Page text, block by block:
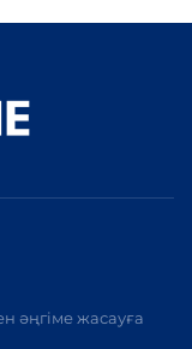
әңгіме жасауға